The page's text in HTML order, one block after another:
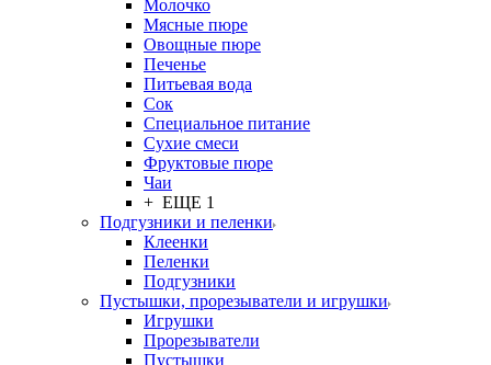
Молочко
Мясные пюре
Овощные пюре
Печенье
Питьевая вода
Сок
Специальное питание
Сухие смеси
Фруктовые пюре
Чаи
+ ЕЩЕ 1
Подгузники и пеленки
Клеенки
Пеленки
Подгузники
Пустышки, прорезыватели и игрушки
Игрушки
Прорезыватели
Пустышки